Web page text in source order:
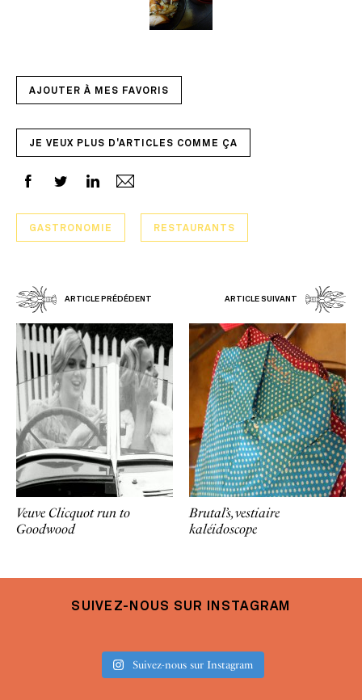
AJOUTER À MES FAVORIS
JE VEUX PLUS D'ARTICLES COMME ÇA
GASTRONOMIE RESTAURANTS
ARTICLE PRÉDÉDENT ARTICLE SUIVANT
Veuve Clicquot run to
Goodwood
Brutal’s, vestiaire
kaléidoscope
SUIVEZ-NOUS SUR INSTAGRAM
Suivez-nous sur Instagram